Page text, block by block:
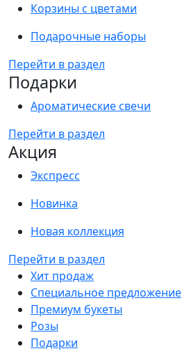
Корзины с цветами
Подарочные наборы
Перейти в раздел
Подарки
Ароматические свечи
Перейти в раздел
Акция
Экспресс
Новинка
Новая коллекция
Перейти в раздел
Хит продаж
Специальное предложение
Премиум букеты
Розы
Подарки